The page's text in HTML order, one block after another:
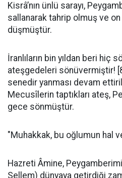
Kisrâ’nın ünlü sarayı,
sallanarak tahrip olmuş ve
düşmüştür.
İranlıların bin yıldan beri hiç
ateşgedeleri sönüvermiştir!
senedir yanması devam
Mecusîlerin taptıkları ateş,
gece sönmüştür.
"Muhakkak, bu oğlumun hal
Hazreti Âmine,
Sellem) dünyaya getirdiği